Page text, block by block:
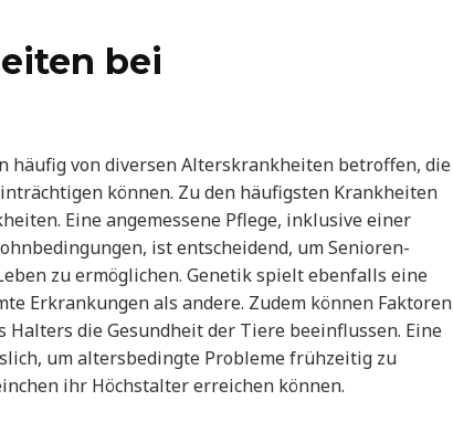
bei
häufig von diversen Alterskrankheiten betroffen, die
können. Zu den häufigsten Krankheiten
Eine angemessene Pflege, inklusive einer
ist entscheidend, um Senioren-
zu ermöglichen. Genetik spielt ebenfalls eine
Erkrankungen als andere. Zudem können Faktoren
die Gesundheit der Tiere beeinflussen. Eine
um altersbedingte Probleme frühzeitig zu
ihr Höchstalter erreichen können.